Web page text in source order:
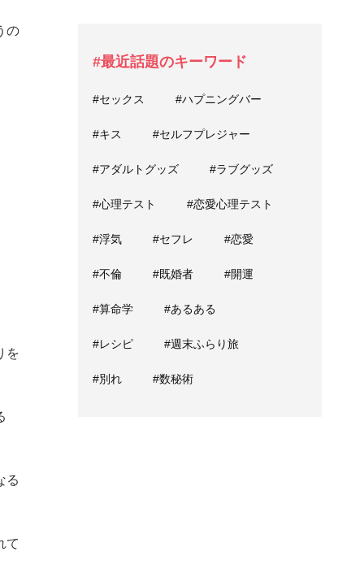
の
を
る
て
#最近話題のキーワード
#セックス #ハプニングバー
#キス #セルフプレジャー
#アダルトグッズ #ラブグッズ
#心理テスト #恋愛心理テスト
#浮気 #セフレ #恋愛
#不倫 #既婚者 #開運
#算命学 #あるある
#レシピ #週末ふらり旅
#別れ #数秘術